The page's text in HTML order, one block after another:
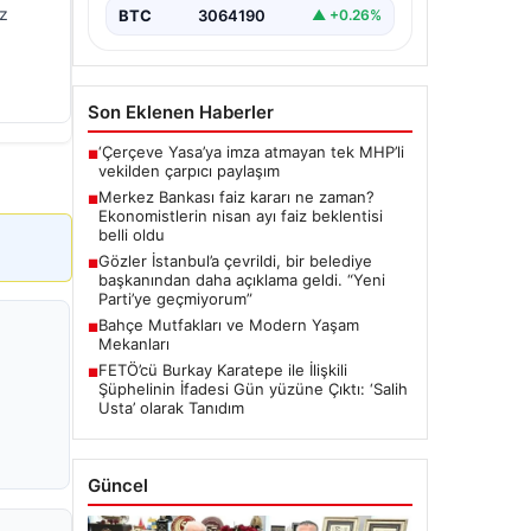
BTC 3064190 ▲ +0.26%
Son Eklenen Haberler
■‘Çerçeve Yasa’ya imza atmayan tek MHP’li
vekilden çarpıcı paylaşım
■Merkez Bankası faiz kararı ne zaman?
Ekonomistlerin nisan ayı faiz beklentisi
belli oldu
■Gözler İstanbul’a çevrildi, bir belediye
başkanından daha açıklama geldi. “Yeni
Parti’ye geçmiyorum”
■Bahçe Mutfakları ve Modern Yaşam
Mekanları
■FETÖ’cü Burkay Karatepe ile İlişkili
Şüphelinin İfadesi Gün yüzüne Çıktı: ‘Salih
Usta’ olarak Tanıdım
Güncel